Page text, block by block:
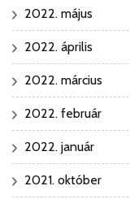
2022. május
2022. április
2022. március
2022. február
2022. január
2021. október